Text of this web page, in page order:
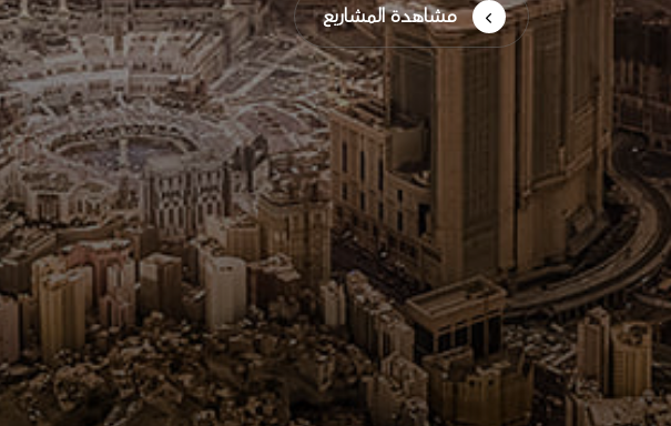
مشاهدة المشاريع